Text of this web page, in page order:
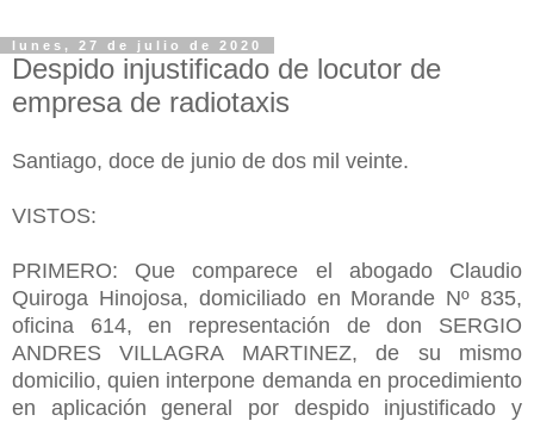
lunes, 27 de julio de 2020
Despido injustificado de locutor de
empresa de radiotaxis
Santiago, doce de junio de dos mil veinte.
VISTOS:
PRIMERO: Que comparece el abogado Claudio
Quiroga Hinojosa, domiciliado en Morande Nº 835,
oficina 614, en representación de don SERGIO
ANDRES VILLAGRA MARTINEZ, de su mismo
domicilio, quien interpone demanda en procedimiento
en aplicación general por despido injustificado y